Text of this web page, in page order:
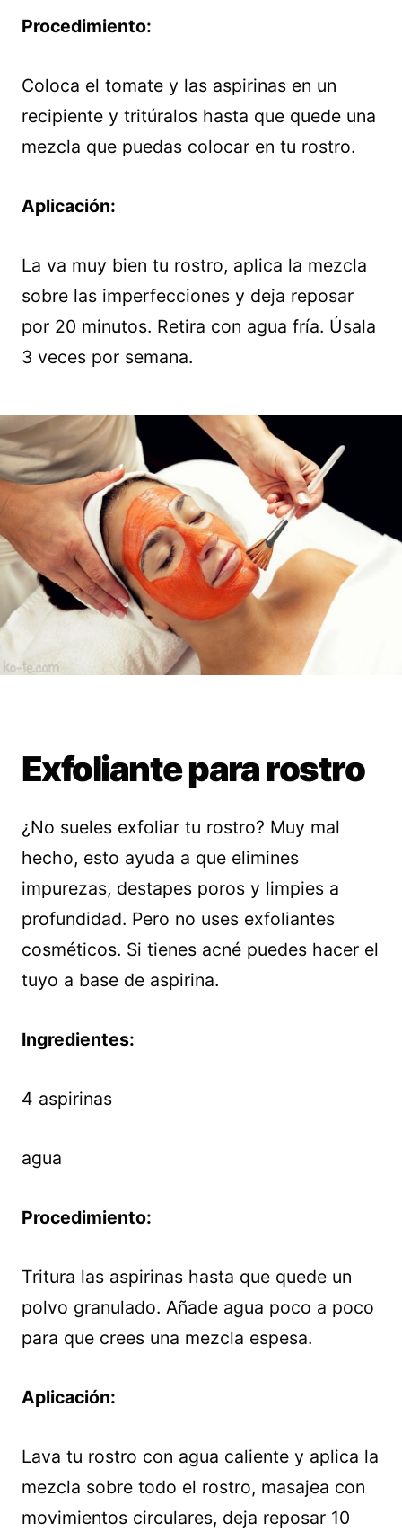
Procedimiento:
Coloca el tomate y las aspirinas en un
recipiente y tritúralos hasta que quede una
mezcla que puedas colocar en tu rostro.
Aplicación:
La va muy bien tu rostro, aplica la mezcla
sobre las imperfecciones y deja reposar
por 20 minutos. Retira con agua fría. Úsala
3 veces por semana.
Exfoliante para rostro
¿No sueles exfoliar tu rostro? Muy mal
hecho, esto ayuda a que elimines
impurezas, destapes poros y limpies a
profundidad. Pero no uses exfoliantes
cosméticos. Si tienes acné puedes hacer el
tuyo a base de aspirina.
Ingredientes:
4 aspirinas
agua
Procedimiento:
Tritura las aspirinas hasta que quede un
polvo granulado. Añade agua poco a poco
para que crees una mezcla espesa.
Aplicación:
Lava tu rostro con agua caliente y aplica la
mezcla sobre todo el rostro, masajea con
movimientos circulares, deja reposar 10